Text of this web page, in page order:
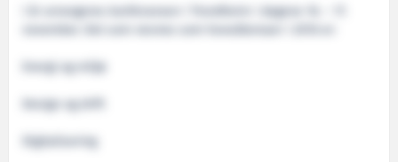
I år arrangeres konferansen i Trondheim i dagene 16. – 17.
november. Det som nevnes som hovedtemaer i 2016 er:
Energi og miljø
Design og drift
Digitalisering